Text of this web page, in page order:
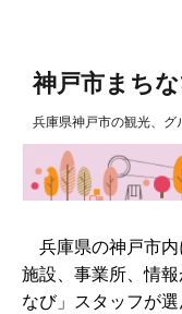
神戸市まち
兵庫県神戸市の観光、グ
兵庫県の神戸市内
施設、事業所、情
なび」スタッフが